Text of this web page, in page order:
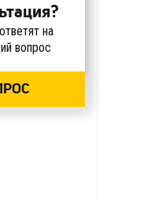
на
вопрос